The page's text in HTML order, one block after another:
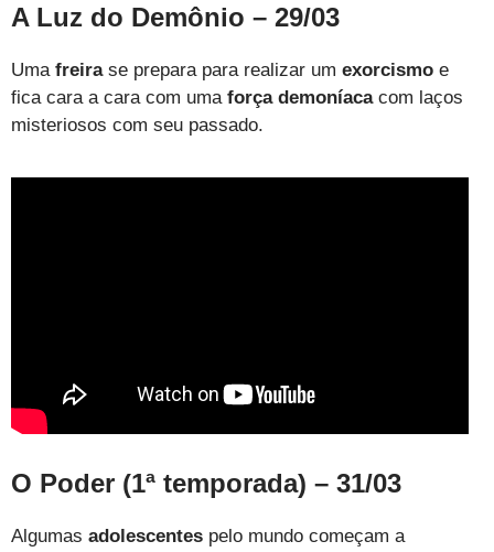
A Luz do Demônio – 29/03
Uma freirase prepara para realizar um exorcismo e
fica cara a cara com uma força demoníacacom laços
misteriosos com seu passado.
O Poder (1ª temporada) – 31/03
Algumas adolescentes pelo mundo começam a